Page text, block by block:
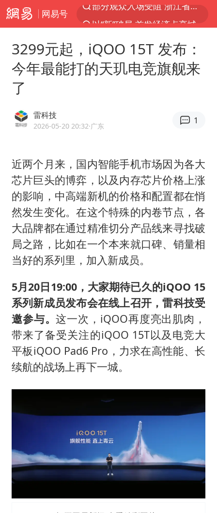
网易号
47岁妈妈突然产女 26岁女儿：很震惊
男子结婚8年发现3个女儿均非亲生
毛宁转发梯田音乐会视频海外网友赞叹
巡查组提问 工作人员偷用手机查答案
代人信访被判寻衅滋事案被告人获国赔
现代版摸金校尉落网查获400多枚古币
消费新图景｜多举措提升消费体验 释放夏日经济活力
宇树科技发行价格150.80元/股
把党建设得更加坚强有力
奋进开新局 实干挑大梁
3299元起，iQOO 15T 发布：
今年最能打的天玑电竞旗舰来
了
雷科技
2026-05-20 20:32·广东
1
近两个月来，国内智能手机市场因为各大
芯片巨头的博弈，以及内存芯片价格上涨
的影响，中高端新机的价格和配置都在悄
然发生变化。在这个特殊的内卷节点，各
大品牌都在通过精准切分产品线来寻找破
局之路，比如在一个本来就口碑、销量相
当好的系列里，加入新成员。
5月20日19:00，大家期待已久的iQOO 15
系列新成员发布会在线上召开，雷科技受
邀参与。这一次，iQOO再度亮出肌肉，
带来了备受关注的iQOO 15T以及电竞大
平板iQOO Pad6 Pro，力求在高性能、长
续航的战场上再下一城。